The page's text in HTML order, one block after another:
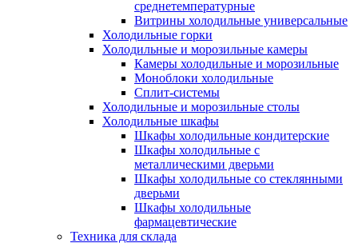
среднетемпературные
Витрины холодильные универсальные
Холодильные горки
Холодильные и морозильные камеры
Камеры холодильные и морозильные
Моноблоки холодильные
Сплит-системы
Холодильные и морозильные столы
Холодильные шкафы
Шкафы холодильные кондитерские
Шкафы холодильные с
металлическими дверьми
Шкафы холодильные со стеклянными
дверьми
Шкафы холодильные
фармацевтические
Техника для склада